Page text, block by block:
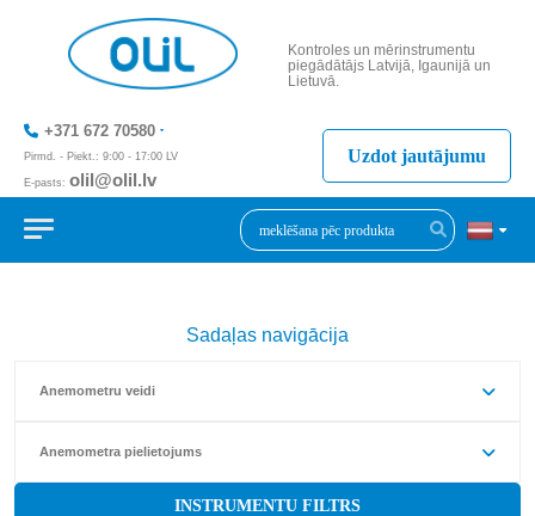
Kontroles un mērinstrumentu
piegādātājs Latvijā, Igaunijā un
Lietuvā.
+371 672 70580
Pirmd. - Piekt.: 9:00 - 17:00 LV
E-pasts: olil@olil.lv
+371 287 11411
Uzdot jautājumu
Sadaļas navigācija
Anemometru veidi
Anemometra pielietojums
INSTRUMENTU FILTRS